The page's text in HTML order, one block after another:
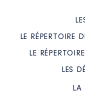
LE RÉPERTOIRE
LE
LES
LA